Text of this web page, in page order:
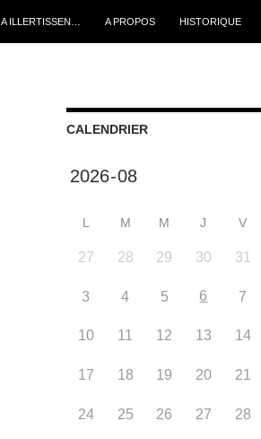
A ILLERTISSEN… A PROPOS HISTORIQUE
CALENDRIER
L M M J V
27 28 29 30 31
3 4 5 6 7
10 11 12 13 14
17 18 19 20 21
24 25 26 27 28